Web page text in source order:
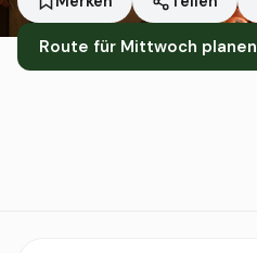
Route für Mittwoch planen